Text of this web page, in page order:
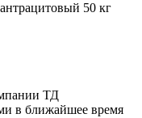
50 кг
ТД
в ближайшее время